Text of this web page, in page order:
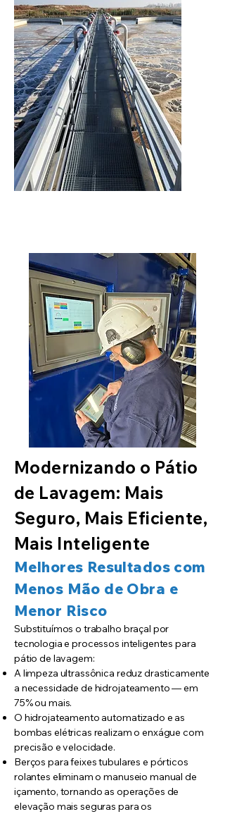
Modernizando o Pátio
de Lavagem: Mais
Seguro, Mais Eficiente,
Mais Inteligente
Melhores Resultados com
Menos Mão de Obra e
Menor Risco
Substituímos o trabalho braçal por
tecnologia e processos inteligentes para
pátio de lavagem:
A limpeza ultrassônica reduz drasticamente
a necessidade de hidrojateamento — em
75% ou mais.
O hidrojateamento automatizado e as
bombas elétricas realizam o enxágue com
precisão e velocidade.
Berços para feixes tubulares e pórticos
rolantes eliminam o manuseio manual de
içamento, tornando as operações de
elevação mais seguras para os